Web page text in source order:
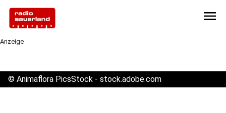
menu
Anzeige
© Animaflora PicsStock - stock.adobe.com